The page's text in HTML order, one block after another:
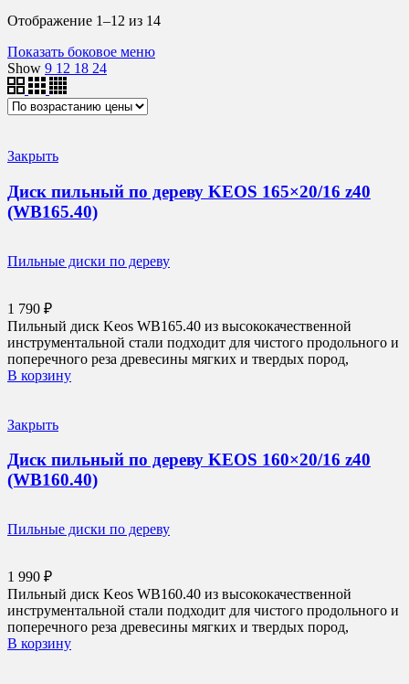
Отображение 1–12 из 14Цены:
Показать боковое меню
Show 9 12 18 24
Закрыть
Диск пильный по дереву KEOS 165×20/16 z40
(WB165.40)
Пильные диски по дереву
1 790 ₽
Пильный диск Keos WB165.40 из высококачественной
инструментальной стали подходит для чистого продольного и
поперечного реза древесины мягких и твердых пород,
В корзину
Закрыть
Диск пильный по дереву KEOS 160×20/16 z40
(WB160.40)
Пильные диски по дереву
1 990 ₽
Пильный диск Keos WB160.40 из высококачественной
инструментальной стали подходит для чистого продольного и
поперечного реза древесины мягких и твердых пород,
В корзину